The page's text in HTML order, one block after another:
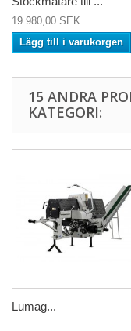
19 980,00 SEK
Lägg till i varukorgen
15 ANDRA
KATEGORI:
Lumag...